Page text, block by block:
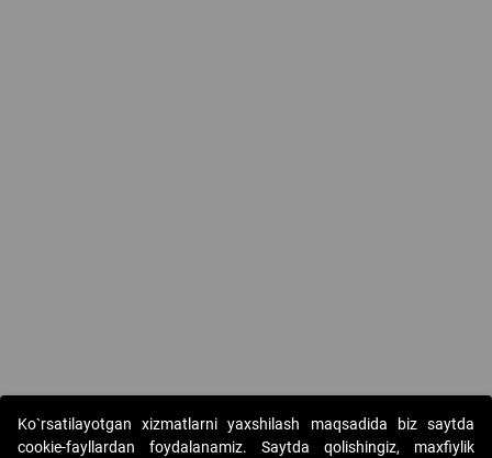
Ko`rsatilayotgan xizmatlarni yaxshilash maqsadida biz saytda
cookie-fayllardan foydalanamiz. Saytda qolishingiz, maxfiylik